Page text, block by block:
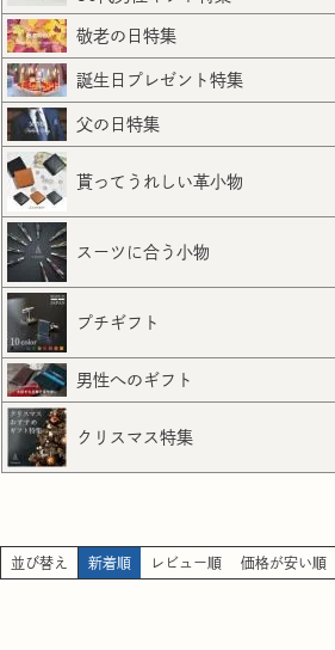
敬老の日特集
誕生日プレゼント特集
父の日特集
貰ってうれしい革小物
スーツに合う小物
プチギフト
男性へのギフト
クリスマス特集
並び替え 新着順 レビュー順 価格が安い順